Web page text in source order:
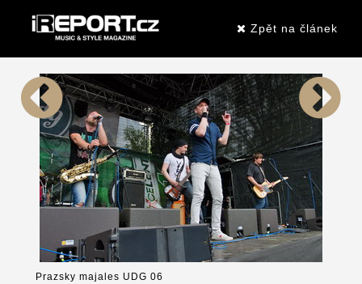
Zpět na článek
Prazsky majales UDG 06